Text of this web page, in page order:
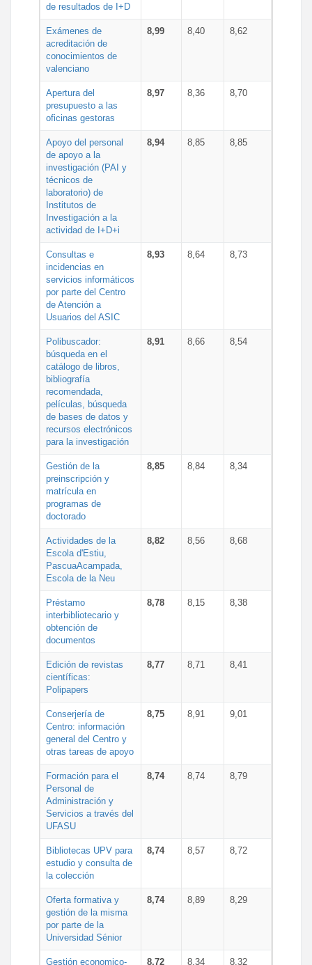
de resultados de I+D
Exámenes de
acreditación de
conocimientos de
valenciano
8,99 8,40 8,62
Apertura del
presupuesto a las
oficinas gestoras
8,97 8,36 8,70
Apoyo del personal
de apoyo a la
investigación (PAI y
técnicos de
laboratorio) de
Institutos de
Investigación a la
actividad de I+D+i
8,94 8,85 8,85
Consultas e
incidencias en
servicios informáticos
por parte del Centro
de Atención a
Usuarios del ASIC
8,93 8,64 8,73
Polibuscador:
búsqueda en el
catálogo de libros,
bibliografía
recomendada,
películas, búsqueda
de bases de datos y
recursos electrónicos
para la investigación
8,91 8,66 8,54
Gestión de la
preinscripción y
matrícula en
programas de
doctorado
8,85 8,84 8,34
Actividades de la
Escola d'Estiu,
PascuaAcampada,
Escola de la Neu
8,82 8,56 8,68
Préstamo
interbibliotecario y
obtención de
documentos
8,78 8,15 8,38
Edición de revistas
científicas:
Polipapers
8,77 8,71 8,41
Conserjería de
Centro: información
general del Centro y
otras tareas de apoyo
8,75 8,91 9,01
Formación para el
Personal de
Administración y
Servicios a través del
UFASU
8,74 8,74 8,79
Bibliotecas UPV para
estudio y consulta de
la colección
8,74 8,57 8,72
Oferta formativa y
gestión de la misma
por parte de la
Universidad Sénior
8,74 8,89 8,29
Gestión economico- 8,72 8,34 8,32